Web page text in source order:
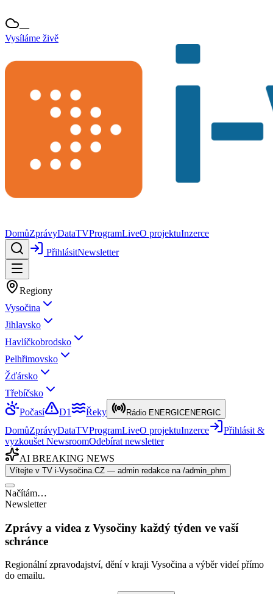
—
Vysíláme živě
DomůZprávyDataTVProgramLiveO projektuInzerce
PřihlásitNewsletter
Regiony
Vysočina
Jihlavsko
Havlíčkobrodsko
Pelhřimovsko
Žďársko
Třebíčsko
Počasí
D1 Řeky Rádio ENERGICENERGIC
DomůZprávyDataTVProgramLiveO projektuInzerce
Přihlásit &
vyzkoušet NewsroomOdebírat newsletter
AI BREAKING NEWS
Vítejte v TV i-Vysočina.CZ — admin redakce na /admin_phm
Načítám…
Newsletter
Zprávy a videa z Vysočiny každý týden ve vaší
schránce
Regionální zpravodajství, dění v kraji Vysočina a výběr videí přímo
do emailu.